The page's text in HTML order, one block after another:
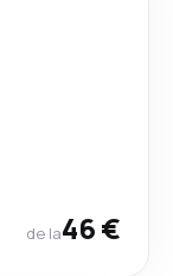
de la46 €